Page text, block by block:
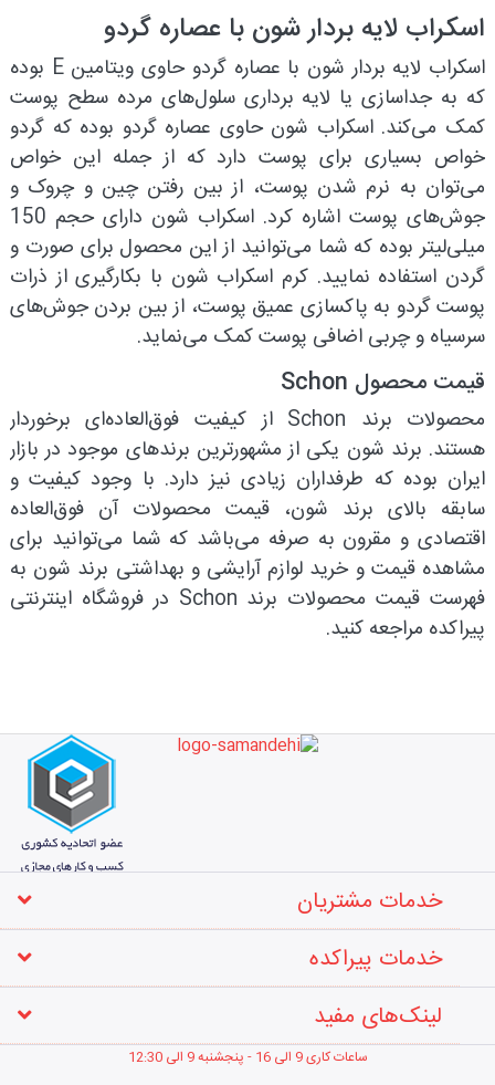
اسکراب لایه بردار شون با عصاره گردو
اسکراب لایه بردار شون با عصاره گردو حاوی ویتامین E بوده
که به جداسازی یا لایه برداری سلول‌های مرده سطح پوست
کمک می‌کند. اسکراب شون حاوی عصاره گردو بوده که گردو
خواص بسیاری برای پوست دارد که از جمله این خواص
می‌توان به نرم شدن پوست، از بین رفتن چین و چروک و
جوش‌های پوست اشاره کرد. اسکراب شون دارای حجم 150
میلی‌لیتر بوده که شما می‌توانید از این محصول برای صورت و
گردن استفاده نمایید. کرم اسکراب شون با بکارگیری از ذرات
پوست گردو به پاکسازی عمیق پوست، از بین بردن جوش‌های
سرسیاه و چربی اضافی پوست کمک می‌نماید.
قیمت محصول Schon
محصولات برند Schon از کیفیت فوق‌العاده‌ای برخوردار
هستند. برند شون یکی از مشهورترین برندهای موجود در بازار
ایران بوده که طرفداران زیادی نیز دارد. با وجود کیفیت و
سابقه بالای برند شون، قیمت محصولات آن فوق‌العاده
اقتصادی و مقرون به صرفه می‌باشد که شما می‌توانید برای
مشاهده قیمت و خرید لوازم آرایشی و بهداشتی برند شون به
فهرست قیمت محصولات برند Schon در فروشگاه اینترنتی
پیراکده مراجعه کنید.
خدمات مشتریان
خدمات پیراکده
لینک‌های مفید
ساعات کاری 9 الی 16 - پنجشنبه 9 الی 12 :30